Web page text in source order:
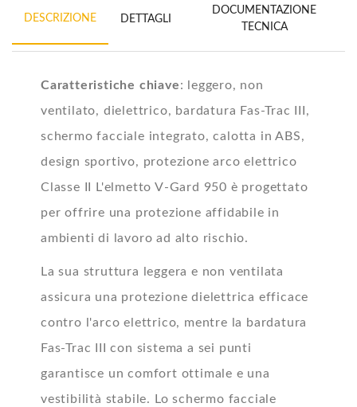
DESCRIZIONE DETTAGLI
DOCUMENTAZIONE
TECNICA
Caratteristiche chiave: leggero, non
ventilato, dielettrico, bardatura Fas-Trac III,
schermo facciale integrato, calotta in ABS,
design sportivo, protezione arco elettrico
Classe II L'elmetto V-Gard 950 è progettato
per offrire una protezione affidabile in
ambienti di lavoro ad alto rischio.
La sua struttura leggera e non ventilata
assicura una protezione dielettrica efficace
contro l'arco elettrico, mentre la bardatura
Fas-Trac III con sistema a sei punti
garantisce un comfort ottimale e una
vestibilità stabile. Lo schermo facciale